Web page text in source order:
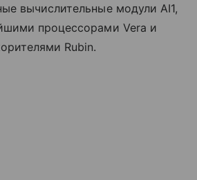
вычислительные модули AI1,
процессорами Vera и
Rubin.